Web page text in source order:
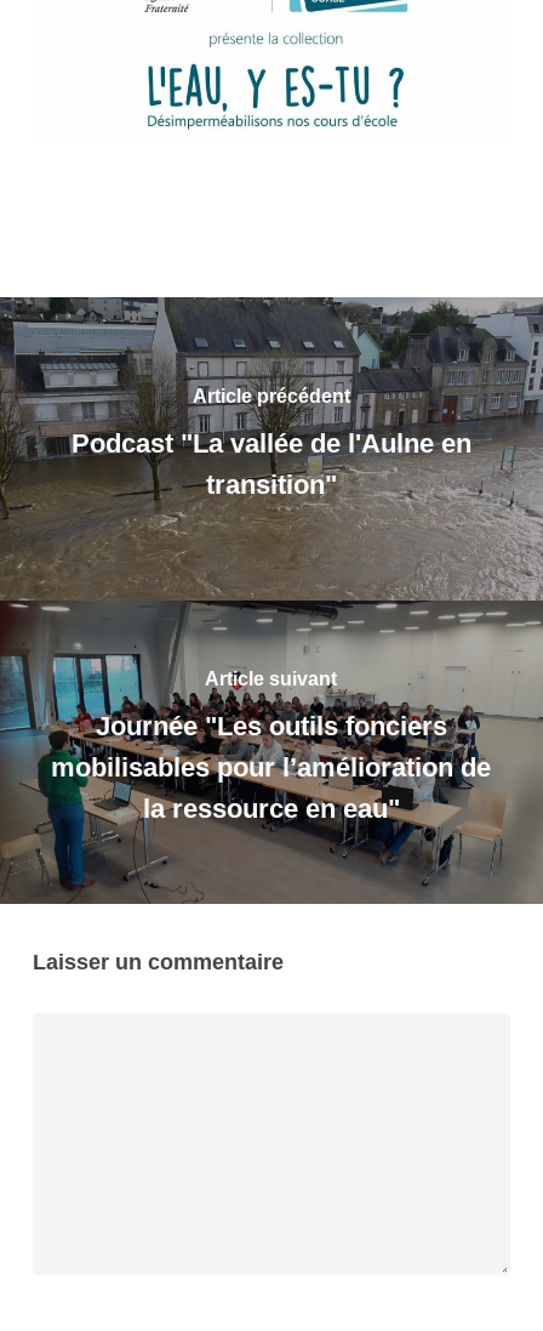
Article précédent
Podcast "La vallée de l'Aulne en
transition"
Article suivant
Journée "Les outils fonciers
mobilisables pour l’amélioration de
la ressource en eau"
Laisser un commentaire